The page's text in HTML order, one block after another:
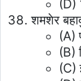
(D)
शमशेर
(A)
(B)
(C)